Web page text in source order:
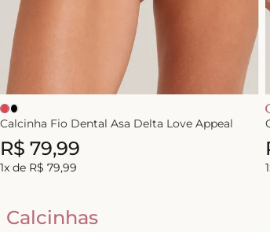
Calcinha Fio Dental Asa Delta Love Appeal
R$ 79,99
1x de R$ 79,99 1
Calcinhas